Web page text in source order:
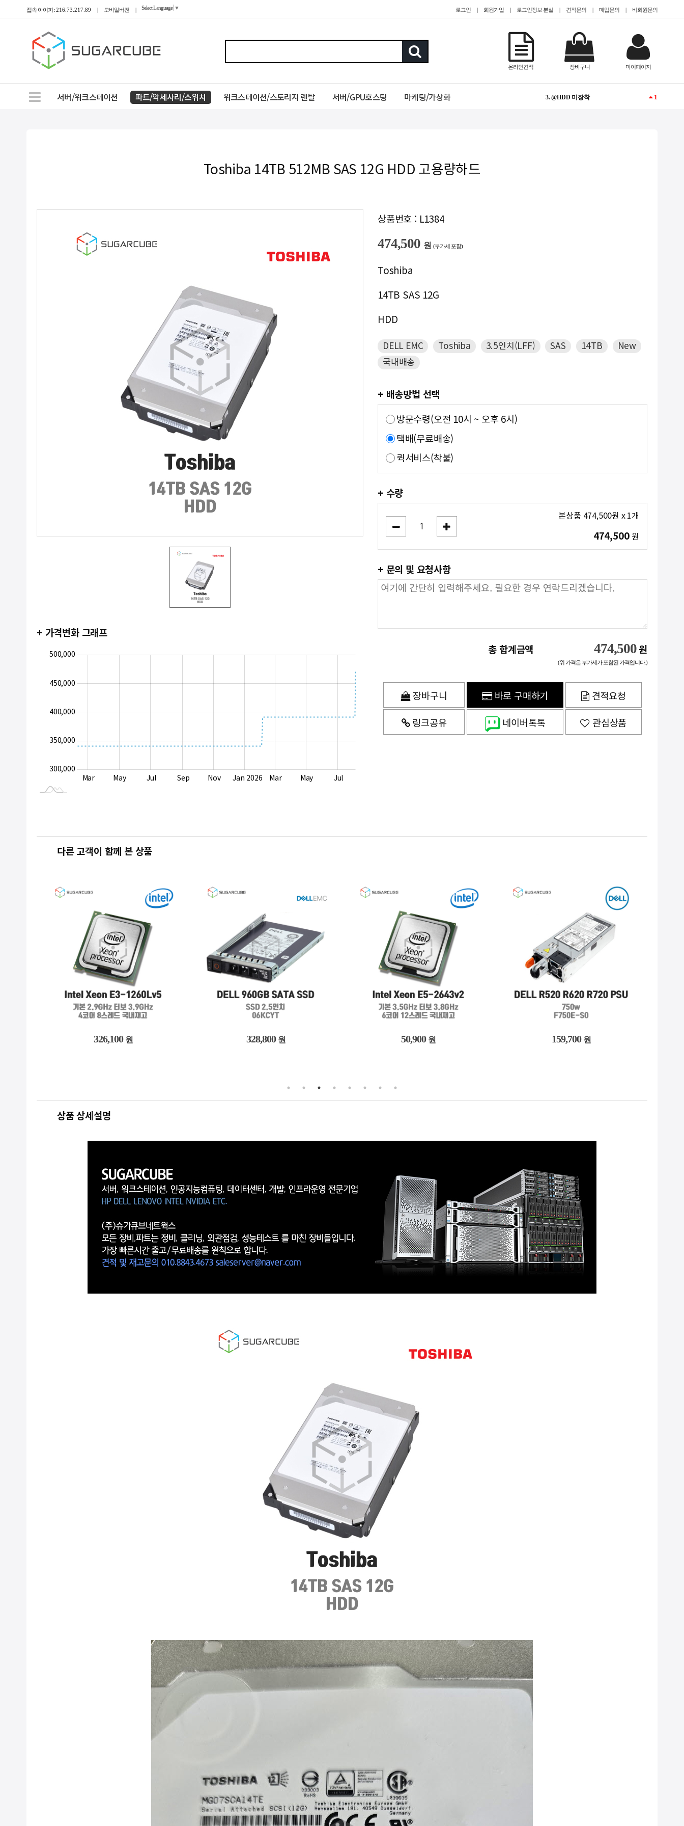
접속 아이피 :216.73.217.89 | 모바일버전 | Select Language ▼ 로그인 | 회원가입 | 로그인정보 분실 | 견적문의 | 매입문의 | 비회원문의
마이페이지
장바구니
온라인견적
서버/워크스테이션 파트/악세사리/스위치 워크스테이션/스토리지 렌탈 서버/GPU호스팅 마케팅/가상화
1
NEW
2. #teslaa100
3. @HDD 미장착
NEW
4. Tesla
Toshiba 14TB 512MB SAS 12G HDD 고용량하드
+ 가격변화 그래프
340,000
300,000
400,000
500,000
450,000
350,000
Jan 2025
Mar May Jul Sep Nov Jan 2026 Mar May Jul
Sep
상품번호 : L1384
474,500 원 (부가세 포함)
Toshiba
14TB SAS 12G
HDD
DELL EMC Toshiba 3.5인치(LFF) SAS 14TB
New
국내배송
+ 배송방법 선택
방문수령(오전 10시 ~ 오후 6시)
택배(무료배송)
퀵서비스(착불)
+ 수량
본상품 474,500원 x 1 개
474,500 원
+ 문의 및 요청사항
총 합계금액 474,500 원
(위 가격은 부가세가 포함된 가격입니다.)
장바구니 바로 구매하기 견적요청
링크공유 네이버톡톡 관심상품
다른 고객이 함께 본 상품
326,100 원 328,800 원 50,900 원 159,700 원
상품 상세설명